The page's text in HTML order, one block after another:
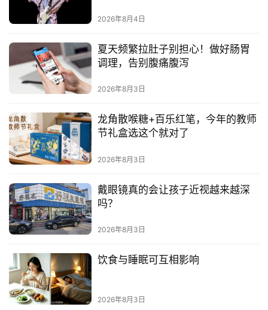
首
页
讯
商
业
2026年8月4日
夏天频繁拉肚子别担心！做好肠胃
调理，告别腹痛腹泻
2026年8月3日
龙角散喉糖+百乐红笔，今年的教师
节礼盒选这个就对了
2026年8月3日
戴眼镜真的会让孩子近视越来越深
吗？
2026年8月3日
饮食与睡眠可互相影响
2026年8月3日